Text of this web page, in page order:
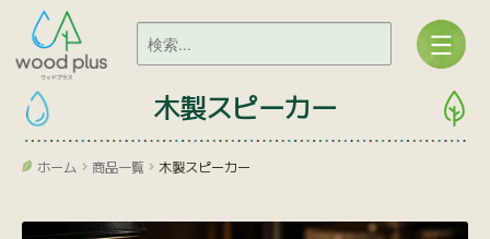
木製スピーカー
ホーム 商品一覧 木製スピーカー